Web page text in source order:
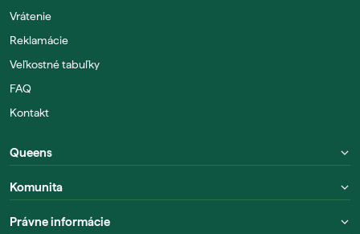
Vrátenie
Reklamácie
Veľkostné tabuľky
FAQ
Kontakt
Queens
Komunita
Právne informácie